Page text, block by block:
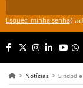
Esqueci minha senha
Notícias Sindpd